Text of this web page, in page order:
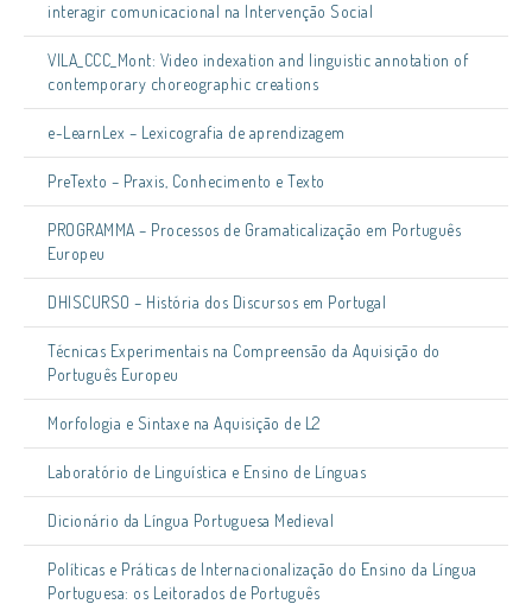
interagir comunicacional na Intervenção Social
VILA_CCC_Mont: Video indexation and linguistic annotation of
contemporary choreographic creations
e-LearnLex – Lexicografia de aprendizagem
PreTexto – Praxis, Conhecimento e Texto
PROGRAMMA – Processos de Gramaticalização em Português
Europeu
DHISCURSO – História dos Discursos em Portugal
Técnicas Experimentais na Compreensão da Aquisição do
Português Europeu
Morfologia e Sintaxe na Aquisição de L2
Laboratório de Linguística e Ensino de Línguas
Dicionário da Língua Portuguesa Medieval
Políticas e Práticas de Internacionalização do Ensino da Língua
Portuguesa: os Leitorados de Português